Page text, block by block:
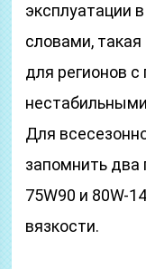
эксплуатации
словами,
для регионов
Для
запомнить два
75W90 и 80W-
вязкости.